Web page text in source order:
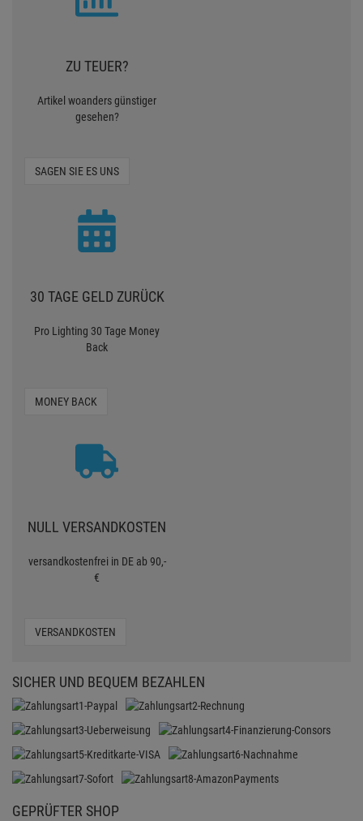
ZU TEUER?
Artikel woanders günstiger
gesehen?
SAGEN SIE ES UNS
30 TAGE GELD ZURÜCK
Pro Lighting 30 Tage Money
Back
MONEY BACK
NULL VERSANDKOSTEN
versandkostenfrei in DE ab 90,-
€
VERSANDKOSTEN
SICHER UND BEQUEM BEZAHLEN
GEPRÜFTER SHOP